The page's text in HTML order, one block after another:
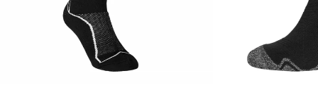
Kjøpt størrelse: 40-43
Black
Flotte sokker, men ikke for kaldt vær